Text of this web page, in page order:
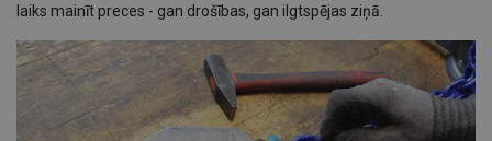
laiks mainīt preces - gan drošības, gan ilgtspējas ziņā.